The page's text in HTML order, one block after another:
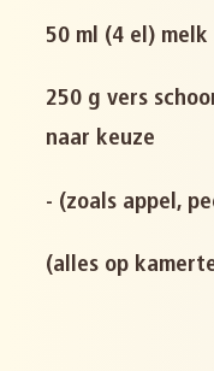
50 ml (4 el) melk
250 g vers
naar keuze
- (zoals appel,
(alles op